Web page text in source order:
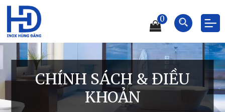
0
CHÍNH SÁCH & ĐIỀU
KHOẢN